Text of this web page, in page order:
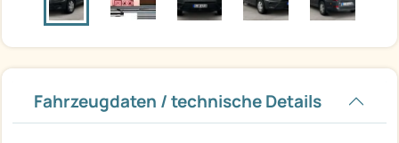
Fahrzeugdaten / technische Details